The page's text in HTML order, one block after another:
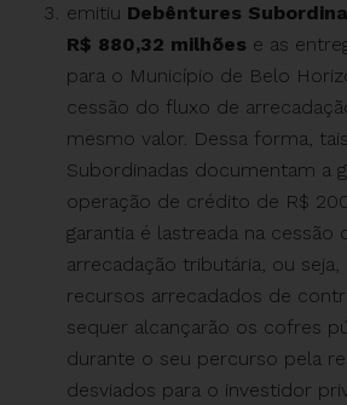
emitiu Debêntures
R$ 880,32 milhões e as
para o Município de Belo
cessão do fluxo de
mesmo valor. Dessa forma,
Subordinadas documentam a
operação de crédito de R$
garantia é lastreada na cessão
arrecadação tributária, ou
recursos arrecadados de
sequer alcançarão os cofres
durante o seu percurso pela
desviados para o investidor